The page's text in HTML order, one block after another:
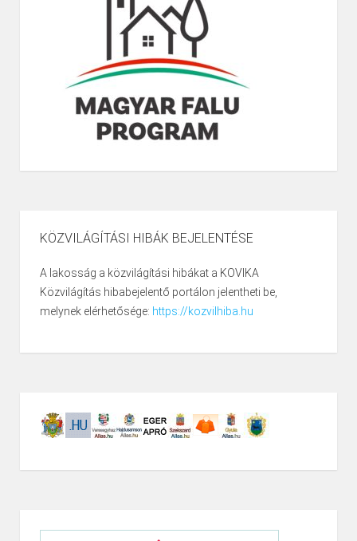
KÖZVILÁGÍTÁSI HIBÁK BEJELENTÉSE
A lakosság a közvilágítási hibákat a KOVIKA
Közvilágítás hibabejelentő portálon jelentheti be,
melynek elérhetősége: https://kozvilhiba.hu